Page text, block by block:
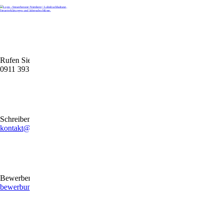
Rufen Sie uns gerne an
0911 39372790
Schreiben Sie uns gerne eine E-Mail
kontakt@stb-becker-zeiler.de
Bewerben Sie sich online oder per E-Mail
bewerbung@stb-becker-zeiler.de